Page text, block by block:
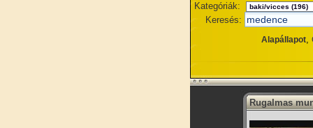
Kategóriák:
Keresés:
Alapállapot,
Rugalmas